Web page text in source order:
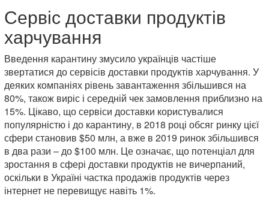
Сервіс доставки продуктів
харчування
Введення карантину змусило українців частіше
звертатися до сервісів доставки продуктів харчування. У
деяких компаніях рівень завантаження збільшився на
80%, також виріс і середній чек замовлення приблизно на
15%. Цікаво, що сервіси доставки користувалися
популярністю і до карантину, в 2018 році обсяг ринку цієї
сфери становив $50 млн, а вже в 2019 ринок збільшився
в два рази – до $100 млн. Це означає, що потенціал для
зростання в сфері доставки продуктів не вичерпаний,
оскільки в Україні частка продажів продуктів через
інтернет не перевищує навіть 1%.